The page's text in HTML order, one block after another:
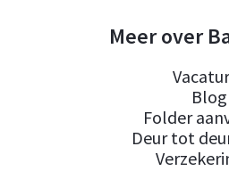
Meer over
Blog
Folder
Deur tot